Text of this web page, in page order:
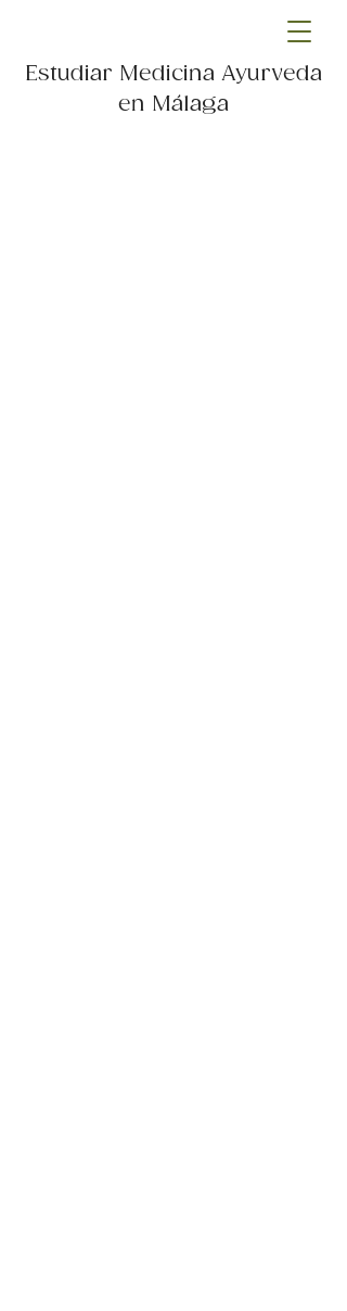
Estudiar Medicina Ayurveda
en Málaga